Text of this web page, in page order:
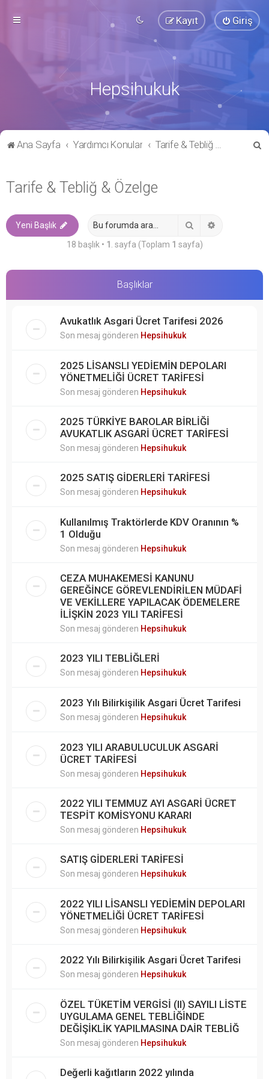
Giriş
Kayıt
Hepsihukuk
Ana Sayfa Yardımcı Konular Tarife & Tebliğ & Özelge
Tarife & Tebliğ & Özelge
Yeni Başlık
18 başlık • 1 . sayfa (Toplam 1 sayfa)
Başlıklar
Avukatlık Asgari Ücret Tarifesi 2026
Son mesaj gönderen Hepsihukuk
2025 LİSANSLI YEDİEMİN DEPOLARI
YÖNETMELİĞİ ÜCRET TARİFESİ
Son mesaj gönderen Hepsihukuk
2025 TÜRKİYE BAROLAR BİRLİĞİ
AVUKATLIK ASGARİ ÜCRET TARİFESİ
Son mesaj gönderen Hepsihukuk
2025 SATIŞ GİDERLERİ TARİFESİ
Son mesaj gönderen Hepsihukuk
Kullanılmış Traktörlerde KDV Oranının %
1 Olduğu
Son mesaj gönderen Hepsihukuk
CEZA MUHAKEMESİ KANUNU
GEREĞİNCE GÖREVLENDİRİLEN MÜDAFİ
VE VEKİLLERE YAPILACAK ÖDEMELERE
İLİŞKİN 2023 YILI TARİFESİ
Son mesaj gönderen Hepsihukuk
2023 YILI TEBLİĞLERİ
Son mesaj gönderen Hepsihukuk
2023 Yılı Bilirkişilik Asgari Ücret Tarifesi
Son mesaj gönderen Hepsihukuk
2023 YILI ARABULUCULUK ASGARİ
ÜCRET TARİFESİ
Son mesaj gönderen Hepsihukuk
2022 YILI TEMMUZ AYI ASGARİ ÜCRET
TESPİT KOMİSYONU KARARI
Son mesaj gönderen Hepsihukuk
SATIŞ GİDERLERİ TARİFESİ
Son mesaj gönderen Hepsihukuk
2022 YILI LİSANSLI YEDİEMİN DEPOLARI
YÖNETMELİĞİ ÜCRET TARİFESİ
Son mesaj gönderen Hepsihukuk
2022 Yılı Bilirkişilik Asgari Ücret Tarifesi
Son mesaj gönderen Hepsihukuk
ÖZEL TÜKETİM VERGİSİ (II) SAYILI LİSTE
UYGULAMA GENEL TEBLİĞİNDE
DEĞİŞİKLİK YAPILMASINA DAİR TEBLİĞ
Son mesaj gönderen Hepsihukuk
Değerli kağıtların 2022 yılında